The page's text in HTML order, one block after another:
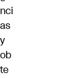
nci
as
y
ob
te